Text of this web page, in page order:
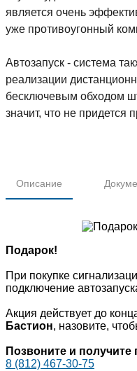
является очень
уже противоугонный
Автозапуск - система
реализации
бесключевым обходом
значит, что не придется
Описание
Подарок!
При покупке
подключение
Акция действует до
Бастион, назовите,
Позвоните и получите
8 (812) 467-30-75